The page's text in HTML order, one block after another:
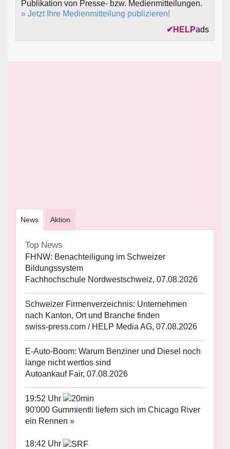
Publikation von Presse- bzw. Medienmitteilungen.
» Jetzt Ihre Medienmitteilung publizieren!
✔ HELPads
News Aktion
Top News
FHNW: Benachteiligung im Schweizer
Bildungssystem
Fachhochschule Nordwestschweiz, 07.08.2026
Schweizer Firmenverzeichnis: Unternehmen
nach Kanton, Ort und Branche finden
swiss-press.com / HELP Media AG, 07.08.2026
E-Auto-Boom: Warum Benziner und Diesel noch
lange nicht wertlos sind
Autoankauf Fair, 07.08.2026
19:52 Uhr
90'000 Gummientli liefern sich im Chicago River
ein Rennen »
18:42 Uhr